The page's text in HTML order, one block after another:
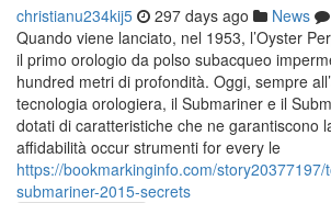
christianu234kij5 297 days ago News
Quando viene lanciato, nel 1953, l’Oyster
il primo orologio da polso subacqueo
hundred metri di profondità. Oggi, sempre
tecnologia orologiera, il Submariner e il
dotati di caratteristiche che ne garantiscono
affidabilità occur strumenti for every le
https://bookmarkinginfo.com/story20377197/
submariner-2015-secrets